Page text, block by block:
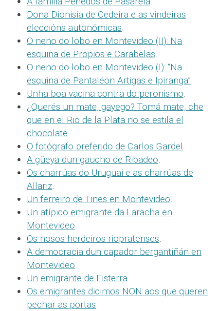
Dona Dionisia de Cedeira e as vindeiras
eleccións autonómicas.
O neno do lobo en Montevideo (II): Na
esquina de Propios e Carabelas.
O neno do lobo en Montevideo (I): “Na
esquina de Pantaléon Artigas e Ipiranga”.
Unha boa vacina contra do peronismo.
¿Querés un mate, gayego? Tomá mate, che
que en el Rio de la Plata no se estila el
chocolate.
O fotógrafo preferido de Carlos Gardel.
A güeya dun gaucho de Ribadeo.
Os charrúas do Uruguai e as charrúas de
Allariz.
Un ferreiro de Tines en Montevideo.
Un atípico emigrante da Laracha en
Montevideo.
Os nosos herdeiros riopratenses.
A democracia dun capador bergantiñán en
Montevideo.
Un emigrante de Fisterra.
Os emigrantes dicimos NON aos que queren
pechar as portas.